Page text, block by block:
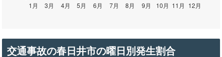
交通事故の春日井市の曜日別発生割合